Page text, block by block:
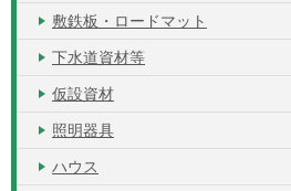
敷鉄板・ロードマット
下水道資材等
仮設資材
照明器具
ハウス